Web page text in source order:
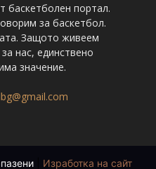
баскетболен портал.
за баскетбол.
Защото живеем
нас, единствено
значение.
Изработка на сайт